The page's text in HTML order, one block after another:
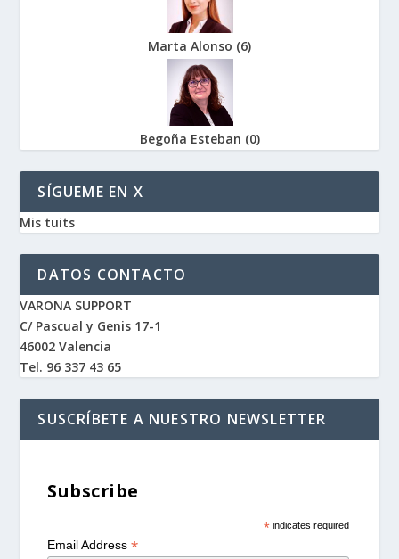
Marta Alonso (6)
Begoña Esteban (0)
SÍGUEME EN X
Mis tuits
DATOS CONTACTO
VARONA SUPPORT
C/ Pascual y Genis 17-1
46002 Valencia
Tel. 96 337 43 65
SUSCRÍBETE A NUESTRO NEWSLETTER
Subscribe
*indicates required
Email Address*